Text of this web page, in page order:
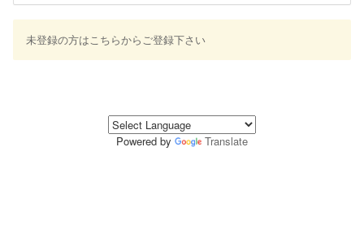
未登録の方はこちらからご登録下さい
Powered by Translate